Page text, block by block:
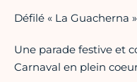
Défilé « La Guacherna
Une parade festive et
Carnaval en plein